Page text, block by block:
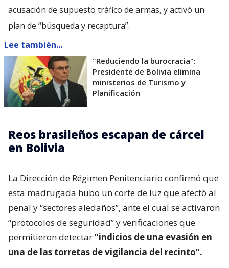
acusación de supuesto tráfico de armas, y activó un
plan de “búsqueda y recaptura”.
Lee también...
"Reduciendo la burocracia":
Presidente de Bolivia elimina
ministerios de Turismo y
Planificación
Reos brasileños escapan de cárcel
en Bolivia
La Dirección de Régimen Penitenciario confirmó que
esta madrugada hubo un corte de luz que afectó al
penal y “sectores aledaños”, ante el cual se activaron
“protocolos de seguridad” y verificaciones que
permitieron detectar“indicios de una evasión en
una de las torretas de vigilancia del recinto”.